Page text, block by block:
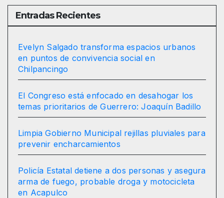
Entradas Recientes
Evelyn Salgado transforma espacios urbanos
en puntos de convivencia social en
Chilpancingo
El Congreso está enfocado en desahogar los
temas prioritarios de Guerrero: Joaquín Badillo
Limpia Gobierno Municipal rejillas pluviales para
prevenir encharcamientos
Policía Estatal detiene a dos personas y asegura
arma de fuego, probable droga y motocicleta
en Acapulco